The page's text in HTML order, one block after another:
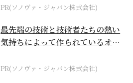
PR(ソノヴァ・ジャパン株式会社)
最先端の技術と技術者たちの熱い
気持ちによって作られているオー
PR(ソノヴァ・ジャパン株式会社)